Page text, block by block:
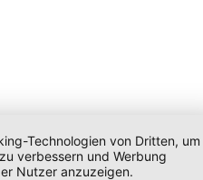
Technologien von Dritten, um
verbessern und Werbung
Nutzer anzuzeigen.